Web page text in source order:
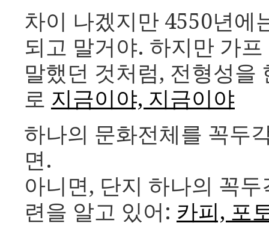
차이 나겠지만 4550년에
되고 말거야. 하지만 가
말했던 것처럼, 전형성을
로 지금이야, 지금이야
하나의 문화전체를 꼭두
면.
아니면, 단지 하나의 꼭
련을 알고 있어: 카피, 포